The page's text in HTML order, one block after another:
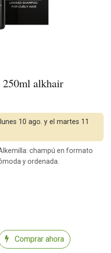
alkhair
Comprar ahora
10 ago. y el martes 11
champú en formato
y ordenada.